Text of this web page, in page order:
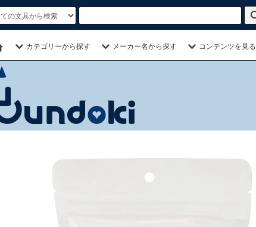
カテゴリーから探す メーカー名から探す コンテンツを見る